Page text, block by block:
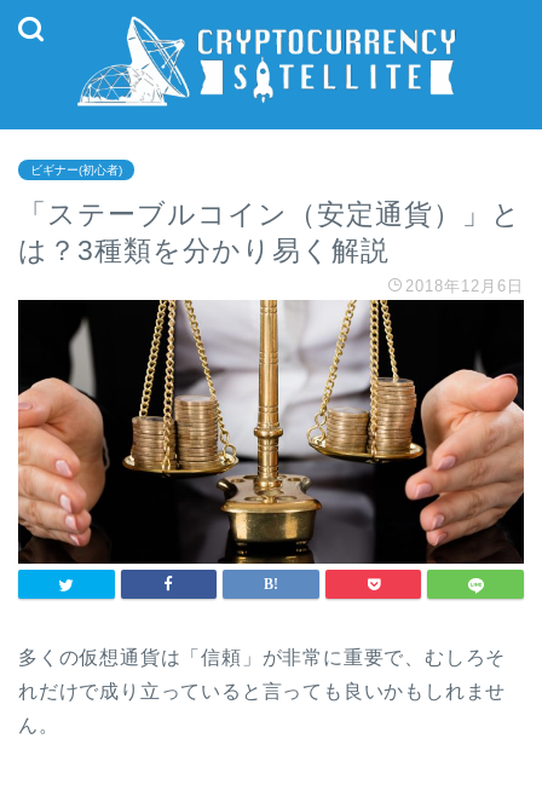
ビギナー(初心者)
「ステーブルコイン（安定通貨）」と
は？3種類を分かり易く解説
2018年12月6日
多くの仮想通貨は「信頼」が非常に重要で、むしろそ
れだけで成り立っていると言っても良いかもしれませ
ん。